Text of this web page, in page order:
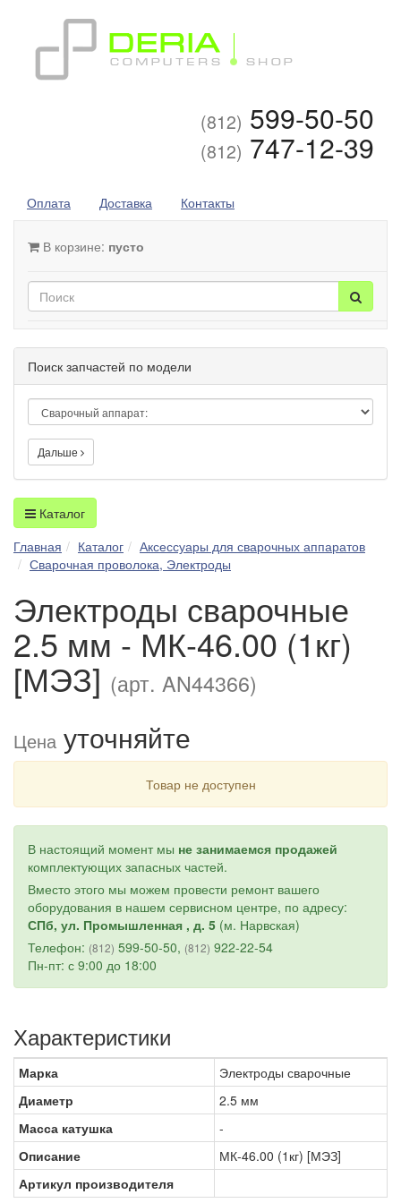
(812) 599-50-50
(812) 747-12-39
Оплата Доставка Контакты
В корзине: пусто
Поиск запчастей по модели
Дальше
Каталог
Главная
Каталог
Аксессуары для сварочных аппаратов
Сварочная проволока, Электроды
Электроды сварочные
2.5 мм - МК-46.00 (1кг)
[МЭЗ] (арт. AN44366)
Цена уточняйте
Товар не доступен
В настоящий момент мы не занимаемся продажей
комплектующих запасных частей.
Вместо этого мы можем провести ремонт вашего
оборудования в нашем сервисном центре, по адресу:
СПб, ул. Промышленная , д. 5 (м. Нарвская)
Телефон: (812) 599-50-50, (812) 922-22-54
Пн-пт: с 9:00 до 18:00
Характеристики
Марка
Электроды сварочные
Диаметр
2.5 мм
Масса катушка
-
Описание
МК-46.00 (1кг) [МЭЗ]
Артикул производителя